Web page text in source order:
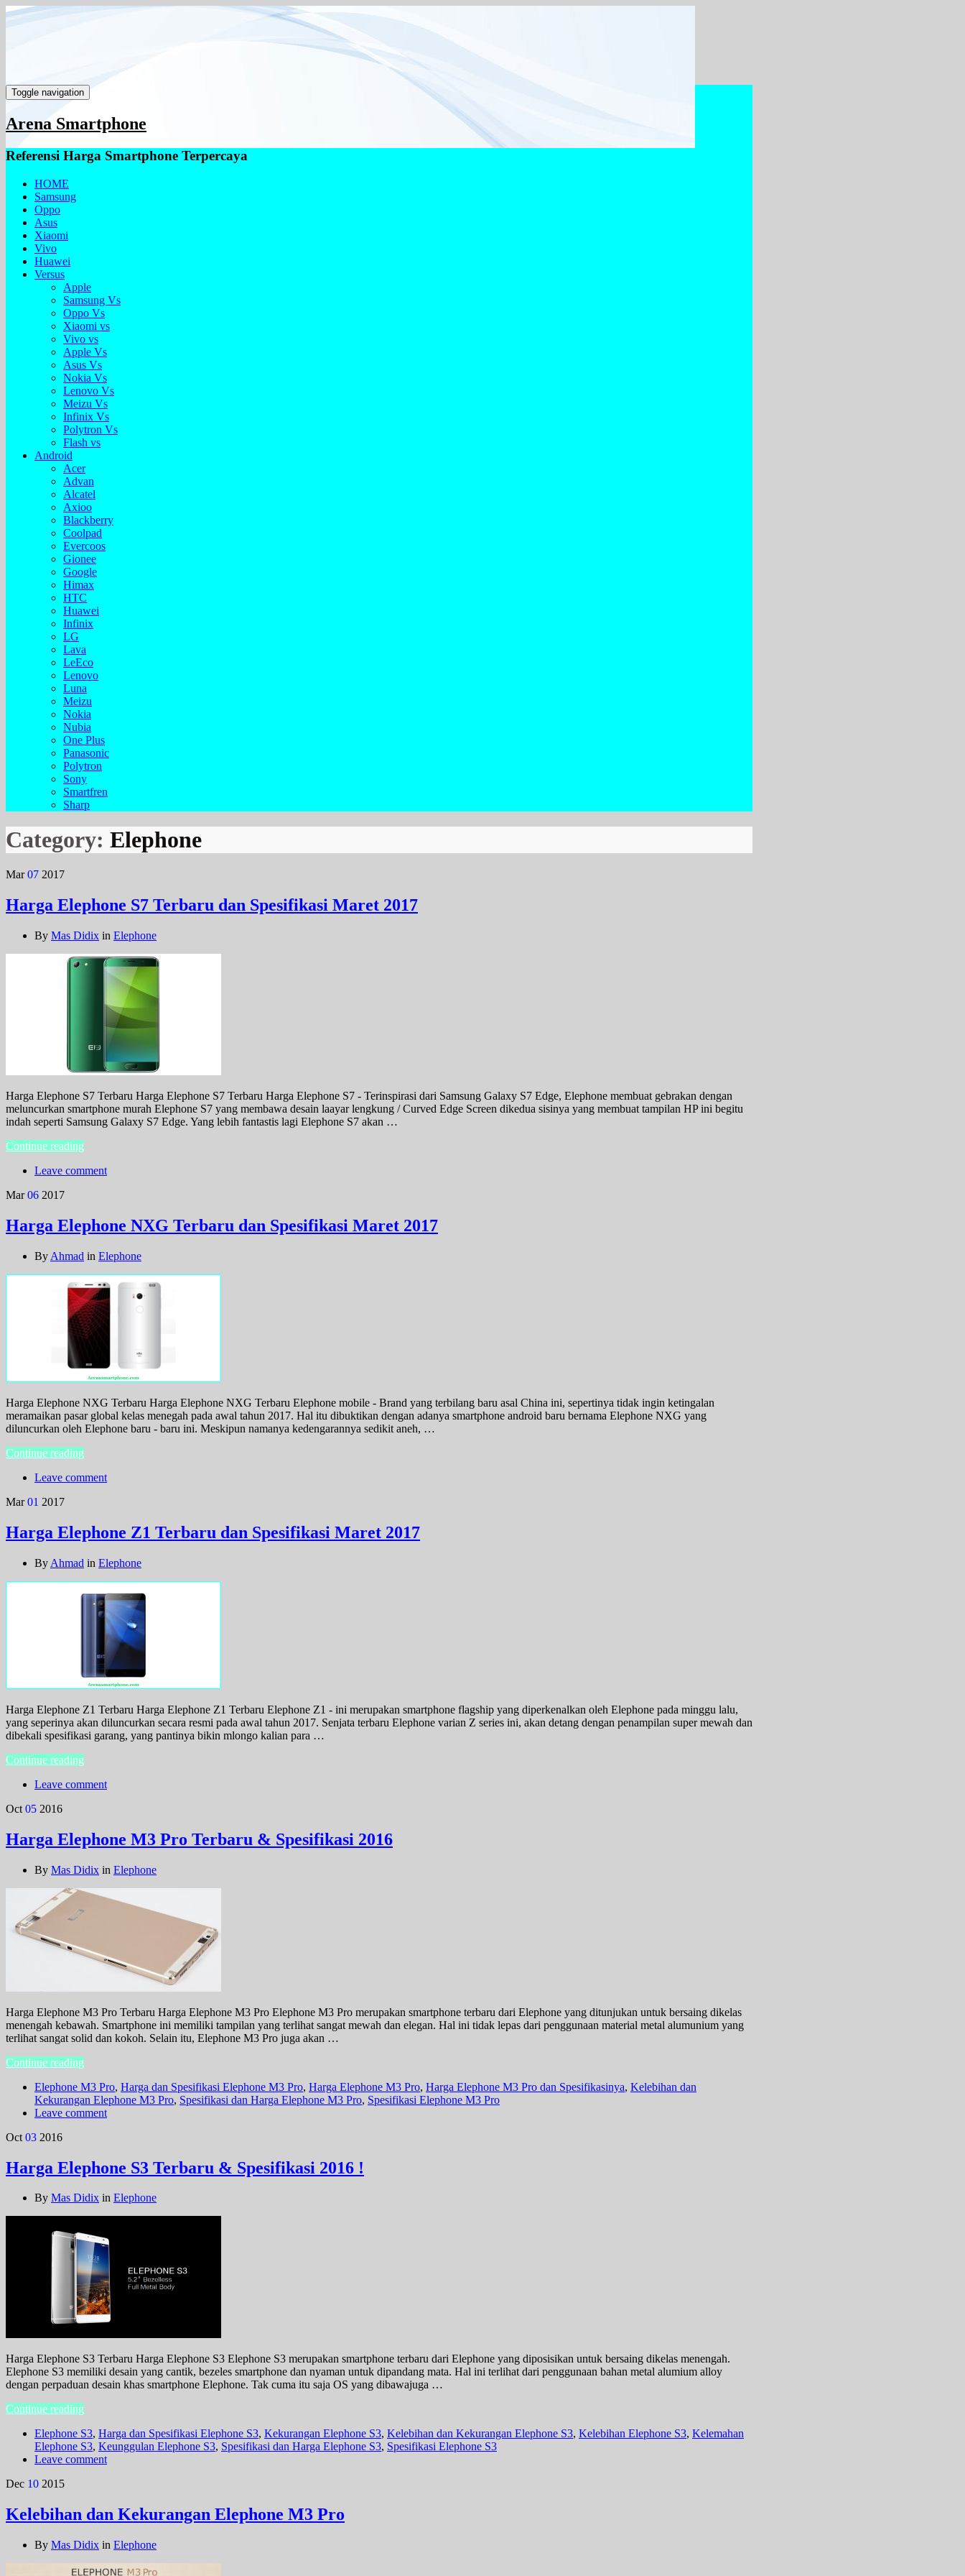
Toggle navigation
Arena Smartphone
Referensi Harga Smartphone Terpercaya
HOME
Samsung
Oppo
Asus
Xiaomi
Vivo
Huawei
Versus
Apple
Samsung Vs
Oppo Vs
Xiaomi vs
Vivo vs
Apple Vs
Asus Vs
Nokia Vs
Lenovo Vs
Meizu Vs
Infinix Vs
Polytron Vs
Flash vs
Android
Acer
Advan
Alcatel
Axioo
Blackberry
Coolpad
Evercoos
Gionee
Google
Himax
HTC
Huawei
Infinix
LG
Lava
LeEco
Lenovo
Luna
Meizu
Nokia
Nubia
One Plus
Panasonic
Polytron
Sony
Smartfren
Sharp
Category: Elephone
Mar 07 2017
Harga Elephone S7 Terbaru dan Spesifikasi Maret 2017
By Mas Didix in Elephone
Harga Elephone S7 Terbaru Harga Elephone S7 Terbaru Harga Elephone S7 - Terinspirasi dari Samsung Galaxy S7 Edge, Elephone membuat gebrakan dengan
meluncurkan smartphone murah Elephone S7 yang membawa desain laayar lengkung / Curved Edge Screen dikedua sisinya yang membuat tampilan HP ini begitu
indah seperti Samsung Galaxy S7 Edge. Yang lebih fantastis lagi Elephone S7 akan …
Continue reading
Leave comment
Mar 06 2017
Harga Elephone NXG Terbaru dan Spesifikasi Maret 2017
By Ahmad in Elephone
Harga Elephone NXG Terbaru Harga Elephone NXG Terbaru Elephone mobile - Brand yang terbilang baru asal China ini, sepertinya tidak ingin ketingalan
meramaikan pasar global kelas menegah pada awal tahun 2017. Hal itu dibuktikan dengan adanya smartphone android baru bernama Elephone NXG yang
diluncurkan oleh Elephone baru - baru ini. Meskipun namanya kedengarannya sedikit aneh, …
Continue reading
Leave comment
Mar 01 2017
Harga Elephone Z1 Terbaru dan Spesifikasi Maret 2017
By Ahmad in Elephone
Harga Elephone Z1 Terbaru Harga Elephone Z1 Terbaru Elephone Z1 - ini merupakan smartphone flagship yang diperkenalkan oleh Elephone pada minggu lalu,
yang seperinya akan diluncurkan secara resmi pada awal tahun 2017. Senjata terbaru Elephone varian Z series ini, akan detang dengan penampilan super mewah dan
dibekali spesifikasi garang, yang pantinya bikin mlongo kalian para …
Continue reading
Leave comment
Oct 05 2016
Harga Elephone M3 Pro Terbaru & Spesifikasi 2016
By Mas Didix in Elephone
Harga Elephone M3 Pro Terbaru Harga Elephone M3 Pro Elephone M3 Pro merupakan smartphone terbaru dari Elephone yang ditunjukan untuk bersaing dikelas
menengah kebawah. Smartphone ini memiliki tampilan yang terlihat sangat mewah dan elegan. Hal ini tidak lepas dari penggunaan material metal alumunium yang
terlihat sangat solid dan kokoh. Selain itu, Elephone M3 Pro juga akan …
Continue reading
Elephone M3 Pro, Harga dan Spesifikasi Elephone M3 Pro, Harga Elephone M3 Pro, Harga Elephone M3 Pro dan Spesifikasinya, Kelebihan dan
Kekurangan Elephone M3 Pro, Spesifikasi dan Harga Elephone M3 Pro, Spesifikasi Elephone M3 Pro
Leave comment
Oct 03 2016
Harga Elephone S3 Terbaru & Spesifikasi 2016 !
By Mas Didix in Elephone
Harga Elephone S3 Terbaru Harga Elephone S3 Elephone S3 merupakan smartphone terbaru dari Elephone yang diposisikan untuk bersaing dikelas menengah.
Elephone S3 memiliki desain yang cantik, bezeles smartphone dan nyaman untuk dipandang mata. Hal ini terlihat dari penggunaan bahan metal alumium alloy
dengan perpaduan desain khas smartphone Elephone. Tak cuma itu saja OS yang dibawajuga …
Continue reading
Elephone S3, Harga dan Spesifikasi Elephone S3, Kekurangan Elephone S3, Kelebihan dan Kekurangan Elephone S3, Kelebihan Elephone S3, Kelemahan
Elephone S3, Keunggulan Elephone S3, Spesifikasi dan Harga Elephone S3, Spesifikasi Elephone S3
Leave comment
Dec 10 2015
Kelebihan dan Kekurangan Elephone M3 Pro
By Mas Didix in Elephone